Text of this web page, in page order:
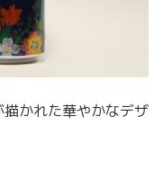
かれた華やかなデザ